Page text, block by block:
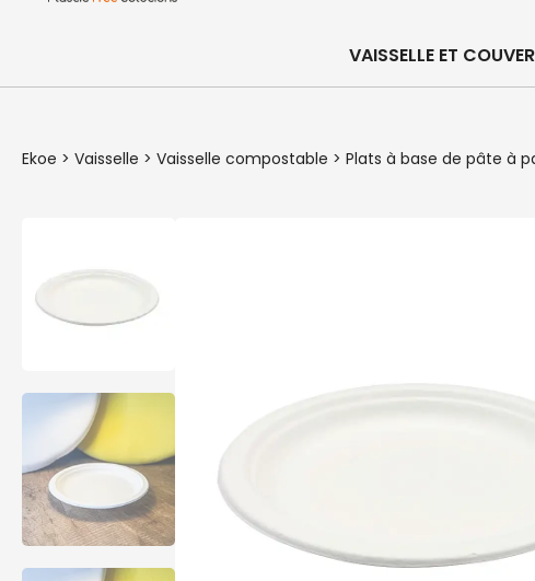
VAISSELLE ET
Ekoe > Vaisselle > Vaisselle compostable > Plats à base de pâte à